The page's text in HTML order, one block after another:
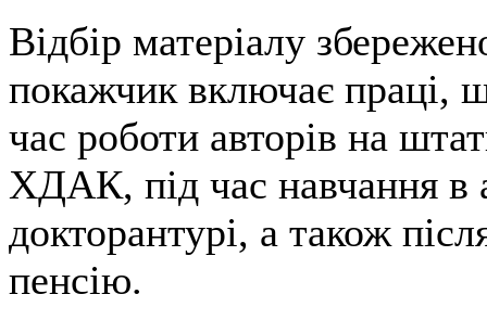
Відбір матеріалу
покажчик включає праці,
час роботи авторів на
ХДАК, під час навчання в
докторантурі, а також
пенсію.